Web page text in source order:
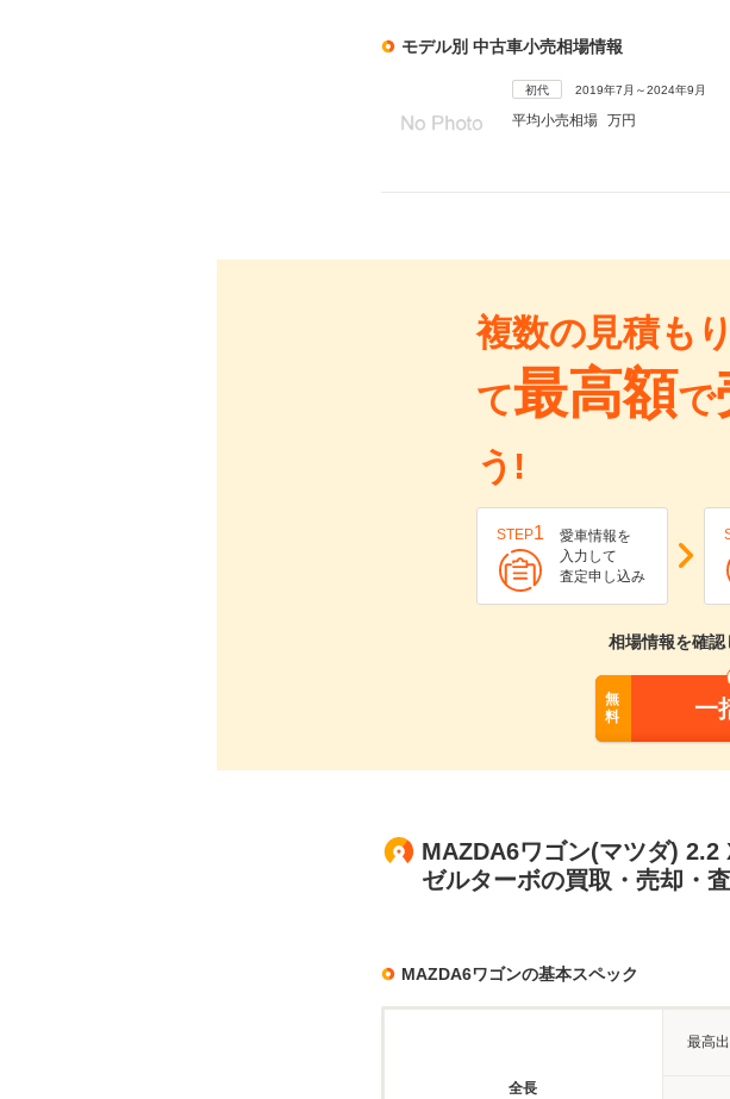
モデル別 中古車小売相場情報
初代 2019年7月～2024年9月
平均小売相場 万円
複数の見積も
て最高額で
う!
STEP1
愛車情報を
入力して
査定申し込み
相場情報を確認
無
料
一
MAZDA6ワゴン(マツダ)
ゼルターボの買取・売却・
MAZDA6ワゴンの基本スペック
全長
最高